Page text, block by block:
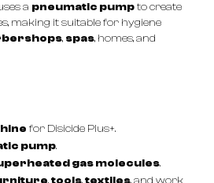
a pneumatic pumpto create
making it suitable for hygiene
, spas, homes, and
for Disicide Plus+.
pump.
gas molecules.